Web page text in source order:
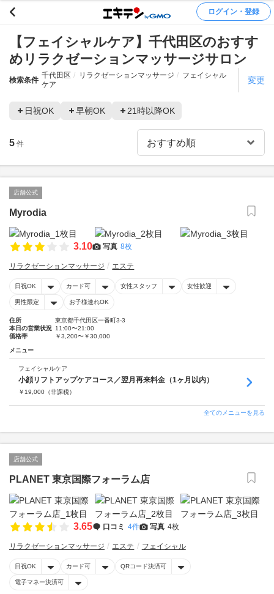
ログイン・登録
【フェイシャルケア】千代田区のおすす
めリラクゼーションマッサージサロン
検索条件
千代田区 リラクゼーションマッサージ
フェイシャル
ケア
変更
日祝OK 早朝OK 21時以降OK
5 件
店舗公式
Myrodia
3.10 写真 8枚
リラクゼーションマッサージ エステ
日祝OK カード可 女性スタッフ 女性歓迎
男性限定 お子様連れOK
住所
東京都千代田区一番町3-3
本日の営業状況 11:00〜21:00
価格帯
￥3,200〜￥30,000
メニュー
フェイシャルケア
小顔リフトアップケアコース／翌月再来料金（1ヶ月以内）
￥ 19,000 （非課税）
全てのメニューを見る
店舗公式
PLANET 東京国際フォーラム店
3.65 口コミ 4件 写真 4枚
リラクゼーションマッサージ エステ フェイシャル
日祝OK カード可 QRコード決済可
電子マネー決済可